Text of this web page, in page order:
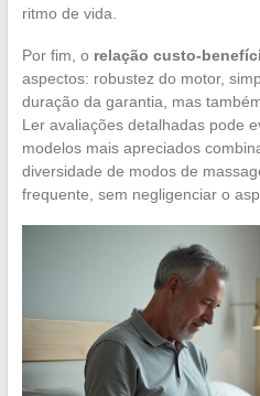
ritmo de vida.
Por fim, o relação custo-
aspectos: robustez do motor,
duração da garantia, mas
Ler avaliações detalhadas pode
modelos mais apreciados
diversidade de modos de
frequente, sem negligenciar o